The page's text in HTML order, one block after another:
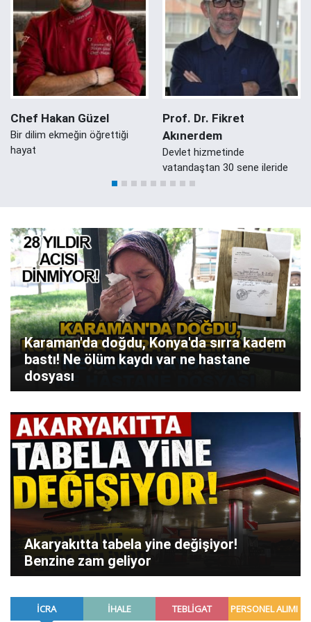
Chef Hakan Güzel
Bir dilim ekmeğin öğrettiği
hayat
Prof. Dr. Fikret
Akınerdem
Devlet hizmetinde
vatandaştan 30 sene ileride
Karaman'da doğdu, Konya'da sırra kadem
bastı! Ne ölüm kaydı var ne hastane
dosyası
Akaryakıtta tabela yine değişiyor!
Benzine zam geliyor